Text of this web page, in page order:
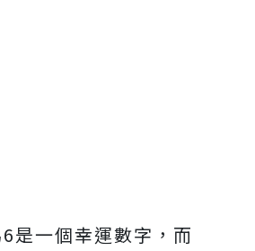
是一個幸運數字，而